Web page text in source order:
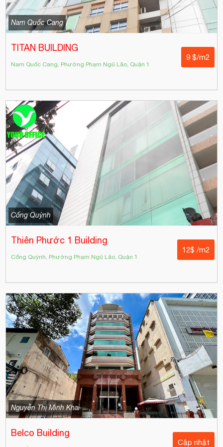
Nam Quốc Cang
TITAN BUILDING
Nam Quốc Cang, Phường Phạm Ngũ Lão, Quận 1
9 $/m2
Cống Quỳnh
Thiên Phước 1 Building
Cống Quỳnh, Phường Phạm Ngũ Lão, Quận 1
12$ /m2
Nguyễn Thị Minh Khai
Belco Building
Cập nhật